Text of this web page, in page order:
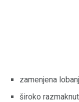
zamenjena
široko